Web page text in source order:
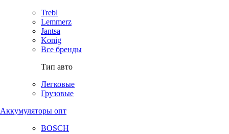
Trebl
Lemmerz
Jantsa
Konig
Все бренды
Тип авто
Легковые
Грузовые
Аккумуляторы опт
BOSCH